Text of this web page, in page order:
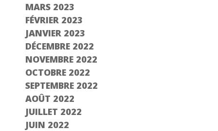
MARS 2023
FÉVRIER 2023
JANVIER 2023
DÉCEMBRE 2022
NOVEMBRE 2022
OCTOBRE 2022
SEPTEMBRE 2022
AOÛT 2022
JUILLET 2022
JUIN 2022